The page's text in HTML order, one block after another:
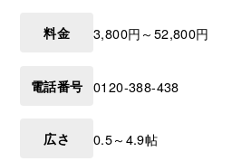
料金 3,800円～52,800円
電話番号 0120-388-438
広さ 0.5～4.9帖